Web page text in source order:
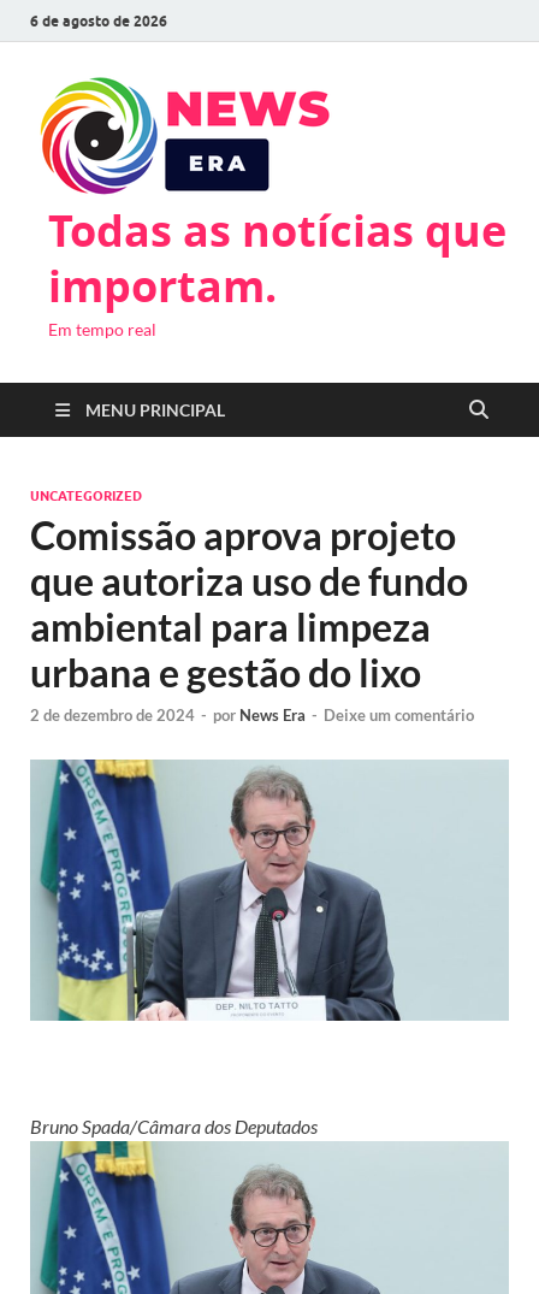
6 de agosto de 2026
Todas as notícias que
importam.
Em tempo real
MENU PRINCIPAL
UNCATEGORIZED
Comissão aprova projeto
que autoriza uso de fundo
ambiental para limpeza
urbana e gestão do lixo
2 de dezembro de 2024 - por News Era - Deixe um comentário
Bruno Spada/Câmara dos Deputados